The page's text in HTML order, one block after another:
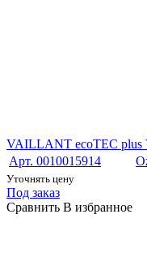
VAILLANT ecoTEC
Арт. 0010015914
Уточнять цену
Под заказ
Сравнить В избранное